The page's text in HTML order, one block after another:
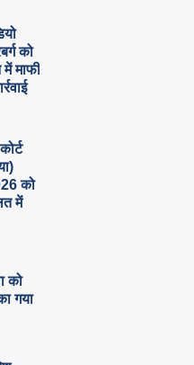
को
माफी
को
में
को
गया